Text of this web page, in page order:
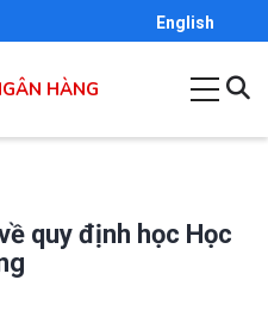
English
HÀNG
quy định học Học